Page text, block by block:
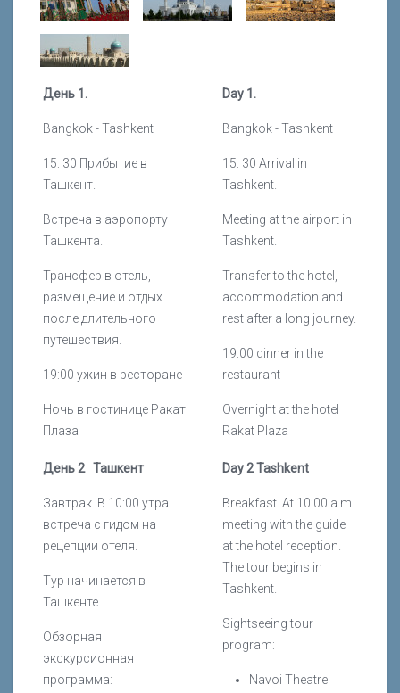
День 1.
Bangkok-Tashkent
15: 30 Прибытие в
Ташкент.
Встреча в аэропорту
Ташкента.
Трансфер в отель,
размещение и отдых
после длительного
путешествия.
19:00 ужин в ресторане
Ночь в гостинице Ракат
Плаза
Day 1.
Bangkok - Tashkent
15: 30 Arrival in
Tashkent.
Meeting at the airport in
Tashkent.
Transfer to the hotel,
accommodation and
rest after a long journey.
19:00 dinner in the
restaurant
Overnight at the hotel
Rakat Plaza
День 2 Ташкент
Завтрак. В 10:00 утра
встреча с гидом на
рецепции отеля.
Тур начинается в
Ташкенте.
Обзорная
экскурсионная
программа:
Day 2 Tashkent
Breakfast. At 10:00 a.m.
meeting with the guide
at the hotel reception.
The tour begins in
Tashkent.
Sightseeing tour
program:
Navoi Theatre